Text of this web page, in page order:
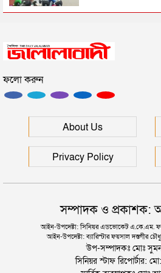
সিলেটে বিদ্যুৎস্পৃষ্টে প্রাণ
ফলো করুন
About Us
Privacy Policy
সম্পাদক ও প্রকাশক:
আইন-উপদেষ্টা: সিনিয়র এডভোকেট এ.কে.এম.
আইন-উপদেষ্টা: ব্যারিস্টার ফয়সাল দস্তগীর
উপ-সম্পাদকঃ মোঃ
সিনিয়র স্টাফ রিপোর্টার: